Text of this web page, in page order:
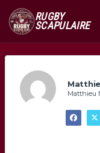
RUGBY
SCAPULAIRE
Matthieu